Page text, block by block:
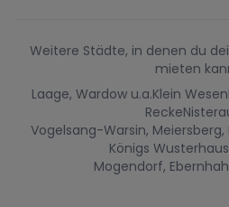
Weitere Städte, in denen du
mieten
Laage, Wardow u.a.Klein
Recke
Vogelsang-Warsin, Meiersberg,
Königs
Mogendorf,